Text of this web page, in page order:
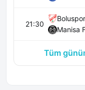
21:30
Boluspor
Manisa
Tüm